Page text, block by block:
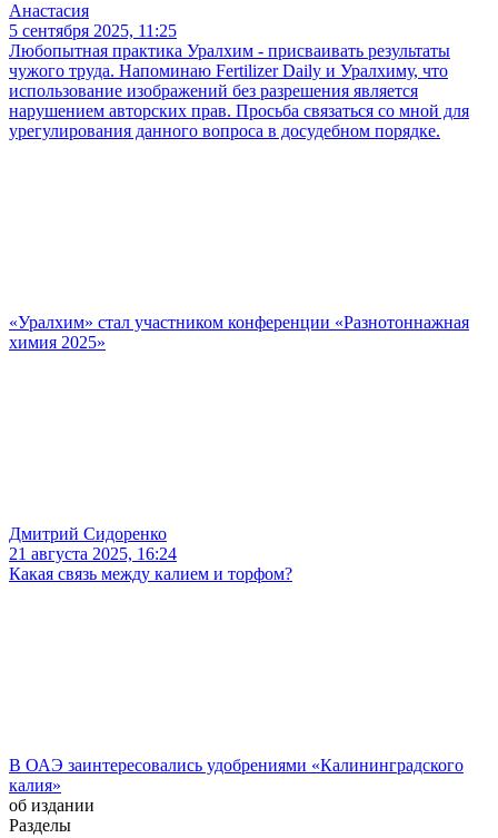
Анастасия
5 сентября 2025, 11:25
Любопытная практика Уралхим - присваивать результаты
чужого труда. Напоминаю Fertilizer Daily и Уралхиму, что
использование изображений без разрешения является
нарушением авторских прав. Просьба связаться со мной для
урегулирования данного вопроса в досудебном порядке.
«Уралхим» стал участником конференции «Разнотоннажная
химия 2025»
Дмитрий Сидоренко
21 августа 2025, 16:24
Какая связь между калием и торфом?
В ОАЭ заинтересовались удобрениями «Калининградского
калия»
об издании
Разделы